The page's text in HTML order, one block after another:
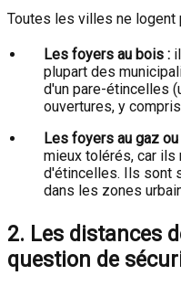
Toutes les villes ne logent
Les foyers au bois :
plupart des
d'un pare-étincelles
ouvertures, y
Les foyers au gaz ou
mieux tolérés, car ils
d'étincelles. Ils sont
dans les zones
2. Les distances
question de